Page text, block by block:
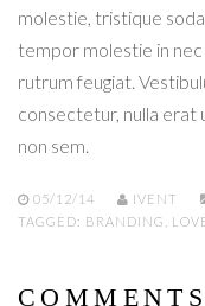
molestie, tristique
tempor molestie in
rutrum feugiat.
consectetur, nulla erat
non sem.
05/12/14 IVENT
TAGGED: BRANDING